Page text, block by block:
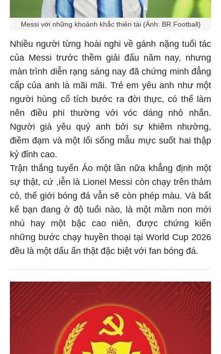
Messi với những khoảnh khắc thiên tài (Ảnh: BR Football)
Nhiều người từng hoài nghi về gánh nặng tuổi tác
của Messi trước thềm giải đấu năm nay, nhưng
màn trình diễn rạng sáng nay đã chứng minh đẳng
cấp của anh là mãi mãi. Trẻ em yêu anh như một
người hùng cổ tích bước ra đời thực, có thể làm
nên điều phi thường với vóc dáng nhỏ nhắn.
Người già yêu quý anh bởi sự khiêm nhường,
điềm đạm và một lối sống mẫu mực suốt hai thập
kỷ đỉnh cao.
Trận thắng tuyển Áo một lần nữa khẳng định một
sự thật, cứ ,iễn là Lionel Messi còn chạy trên thảm
cỏ, thế giới bóng đá vẫn sẽ còn phép màu. Và bất
kể bạn đang ở độ tuổi nào, là một mầm non mới
nhú hay một bậc cao niên, được chứng kiến
những bước chạy huyền thoại tại World Cup 2026
đều là một dấu ấn thật đặc biệt với fan bóng đá.